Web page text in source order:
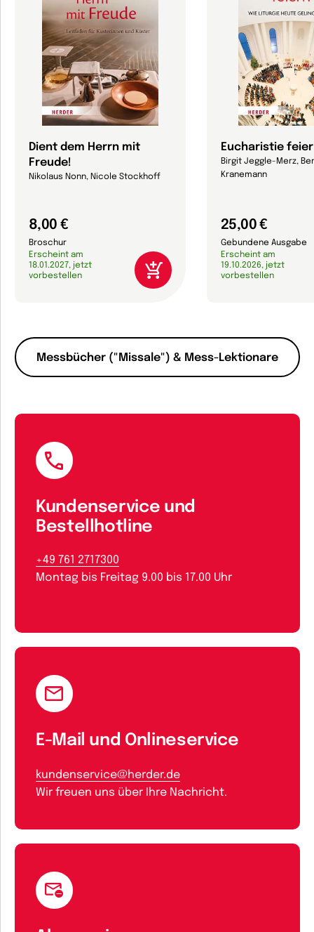
Messbücher ("Missale") & Mess-Lektionare
Dient dem Herrn mit
Freude!
Nikolaus Nonn, Nicole Stockhoff
8,00 €
Broschur
Erscheint am
18.01.2027, jetzt
vorbestellen
Eucharistie
Birgit Jeggle-Merz,
Kranemann
25,00 €
Gebundene Ausgabe
Erscheint am
19.10.2026, jetzt
vorbestellen
Kundenservice und
Bestellhotline
+49 761 2717300
Montag bis Freitag 9.00 bis 17.00 Uhr
E-Mail und Onlineservice
kundenservice@herder.de
Wir freuen uns über Ihre Nachricht.